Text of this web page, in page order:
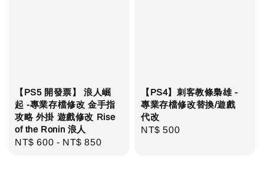
【PS5 開發票】 浪人崛
起 -專業存檔修改 金手指
攻略 外掛 遊戲修改 Rise
of the Ronin 浪人
Regular
NT$ 600 - NT$ 850
【PS4】刺客教條梟雄 -
專業存檔修改替換/遊戲
代改
Regular
NT$ 500